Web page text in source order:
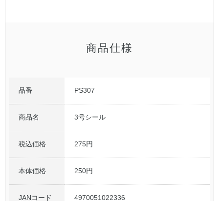
商品仕様
品番 PS307
商品名 3号シール
税込価格 275円
本体価格 250円
JANコード 4970051022336